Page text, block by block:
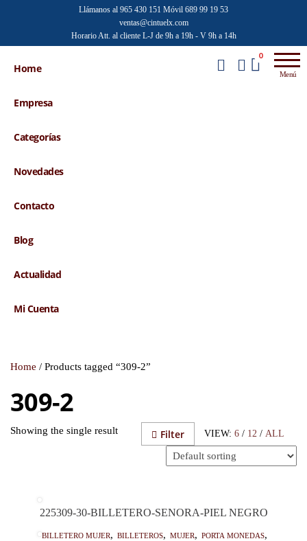
Llámanos al 965 430 151 Móvil 689 99 19 53
ventas@cintuelx.com
Horario Att. al cliente L-J de 9h a 19h - V 9h a 14h
Faraoni
por
de moda
0
Menú
Home
Empresa
Categorías
Novedades
Contacto
Blog
Actualidad
Mi Cuenta
Home / Products tagged “309-2”
309-2
VIEW: 6 / 12 / ALL
Filter
Showing the single result
225309-30-BILLETERO-SENORA-PIEL NEGRO
Billetero mujer, Billeteros, Mujer, Porta monedas,